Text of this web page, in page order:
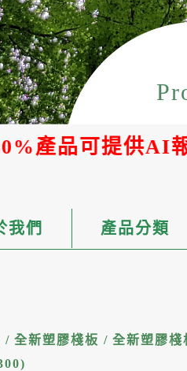
，能快速取得
我們 產品分類
/ 全新塑膠棧板 / 全新塑膠